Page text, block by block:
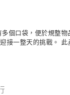
個口袋，便於規整
接一整天的挑戰。